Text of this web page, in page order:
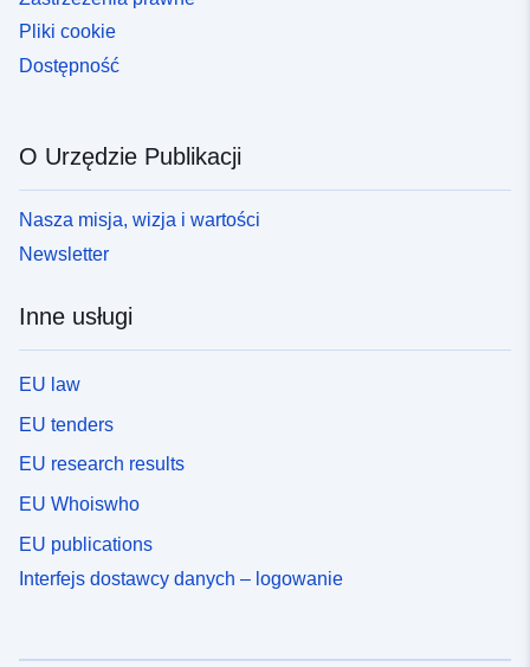
Pliki cookie
Dostępność
O Urzędzie Publikacji
Nasza misja, wizja i wartości
Newsletter
Inne usługi
EU law
EU tenders
EU research results
EU Whoiswho
EU publications
Interfejs dostawcy danych – logowanie